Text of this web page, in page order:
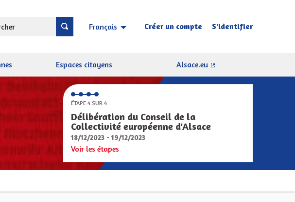
Français Choisir la langue Sprache wählen
Créer un compte S'identifier
Espaces citoyens
Alsace.eu
ÉTAPE 4 SUR 4
Délibération du Conseil de la
Collectivité européenne d'Alsace
18/12/2023 - 19/12/2023
Voir les étapes